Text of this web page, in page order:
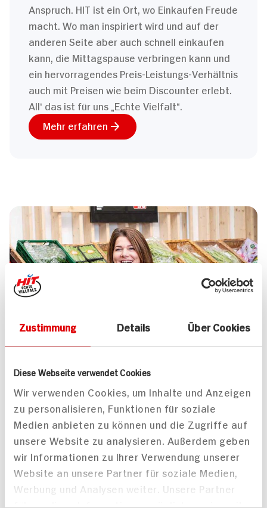
Zustimmung Details Über Cookies
Diese Webseite verwendet Cookies
Wir verwenden Cookies, um Inhalte und Anzeigen
zu personalisieren, Funktionen für soziale
Medien anbieten zu können und die Zugriffe auf
unsere Website zu analysieren. Außerdem geben
wir Informationen zu Ihrer Verwendung unserer
Website an unsere Partner für soziale Medien,
Werbung und Analysen weiter. Unsere Partner
führen diese Informationen möglicherweise mit
Anspruch. HIT ist ein Ort, wo Einkaufen Freude
macht. Wo man inspiriert wird und auf der
anderen Seite aber auch schnell einkaufen
kann, die Mittagspause verbringen kann und
ein hervorragendes Preis-Leistungs-Verhältnis
auch mit Preisen wie beim Discounter erlebt.
All‘ das ist für uns „Echte Vielfalt“.
Mehr erfahren
UNSER 7 SERVICE-VERSPRECHEN
Wir geben für Sie täglich unser
Bestes. Versprochen!
Unser Anspruch ist es, dass Ihr Einkauf bei uns
jedes Mal zum Vergnügen wird. Dafür legen
wir uns jeden Tag ins Zeug. Verlässliche
Qualität, Frische und Herkunft unserer
Produkte, entspannteres Einkaufen, bester